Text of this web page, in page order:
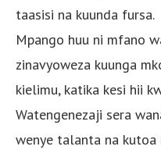
taasisi na kuunda fursa.
Mpango huu ni mfano
zinavyoweza kuunga
kielimu, katika kesi hii
Watengenezaji sera
wenye talanta na kutoa